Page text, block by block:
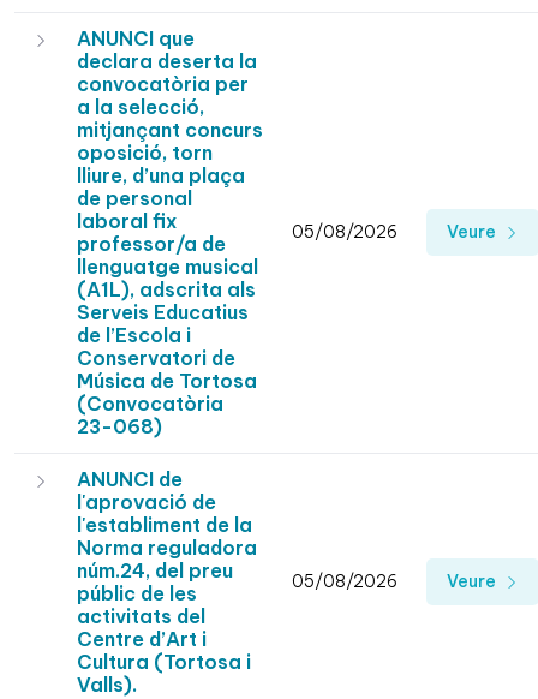
ANUNCI que
declara deserta la
convocatòria per
a la selecció,
mitjançant concurs
oposició, torn
lliure, d’una plaça
de personal
laboral fix
professor/a de
llenguatge musical
(A1L), adscrita als
Serveis Educatius
de l’Escola i
Conservatori de
Música de Tortosa
(Convocatòria
23-068)
05/08/2026 Veure
ANUNCI de
l'aprovació de
l'establiment de la
Norma reguladora
núm.24, del preu
públic de les
activitats del
Centre d’Art i
Cultura (Tortosa i
Valls).
05/08/2026 Veure